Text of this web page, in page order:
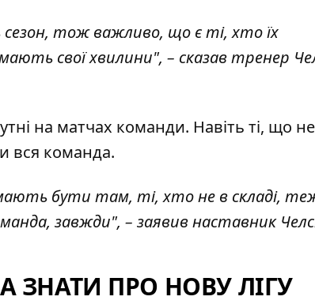
сезон, тож важливо, що є ті, хто їх
свої хвилини", – сказав тренер
на матчах команди. Навіть ті, що не
вся команда.
мають бути там, ті, хто не в складі,
завжди", – заявив наставник
ЗНАТИ ПРО НОВУ ЛІГУ